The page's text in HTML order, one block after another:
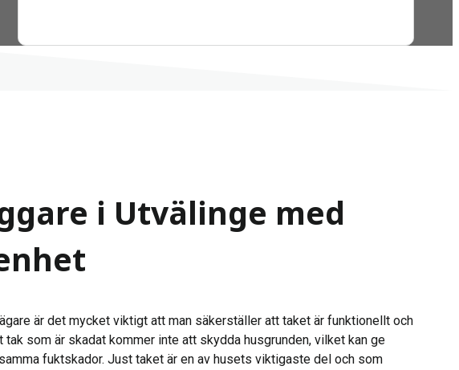
i Utvälinge med
är det mycket viktigt att man säkerställer att taket är funktionellt och
tak som är skadat kommer inte att skydda husgrunden, vilket kan ge
fuktskador. Just taket är en av husets viktigaste del och som